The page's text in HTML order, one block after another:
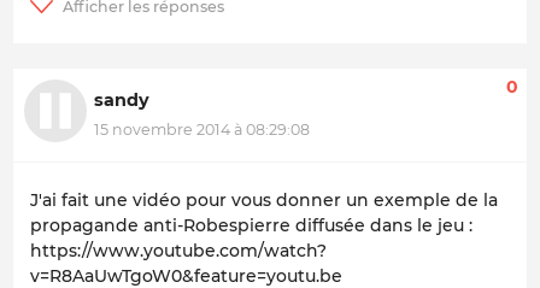
sandy
15 novembre 2014 à 08:29:08
0
J'ai fait une vidéo pour vous donner un exemple de la
propagande anti-Robespierre diffusée dans le jeu :
https://www.youtube.com/watch?
v=R8AaUwTgoW0&feature=youtu.be